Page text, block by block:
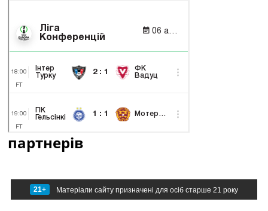
партнерів
21+ Матеріали сайту призначені для осіб старше 21 року